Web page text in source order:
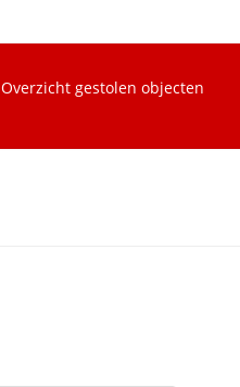
Overzicht gestolen objecten